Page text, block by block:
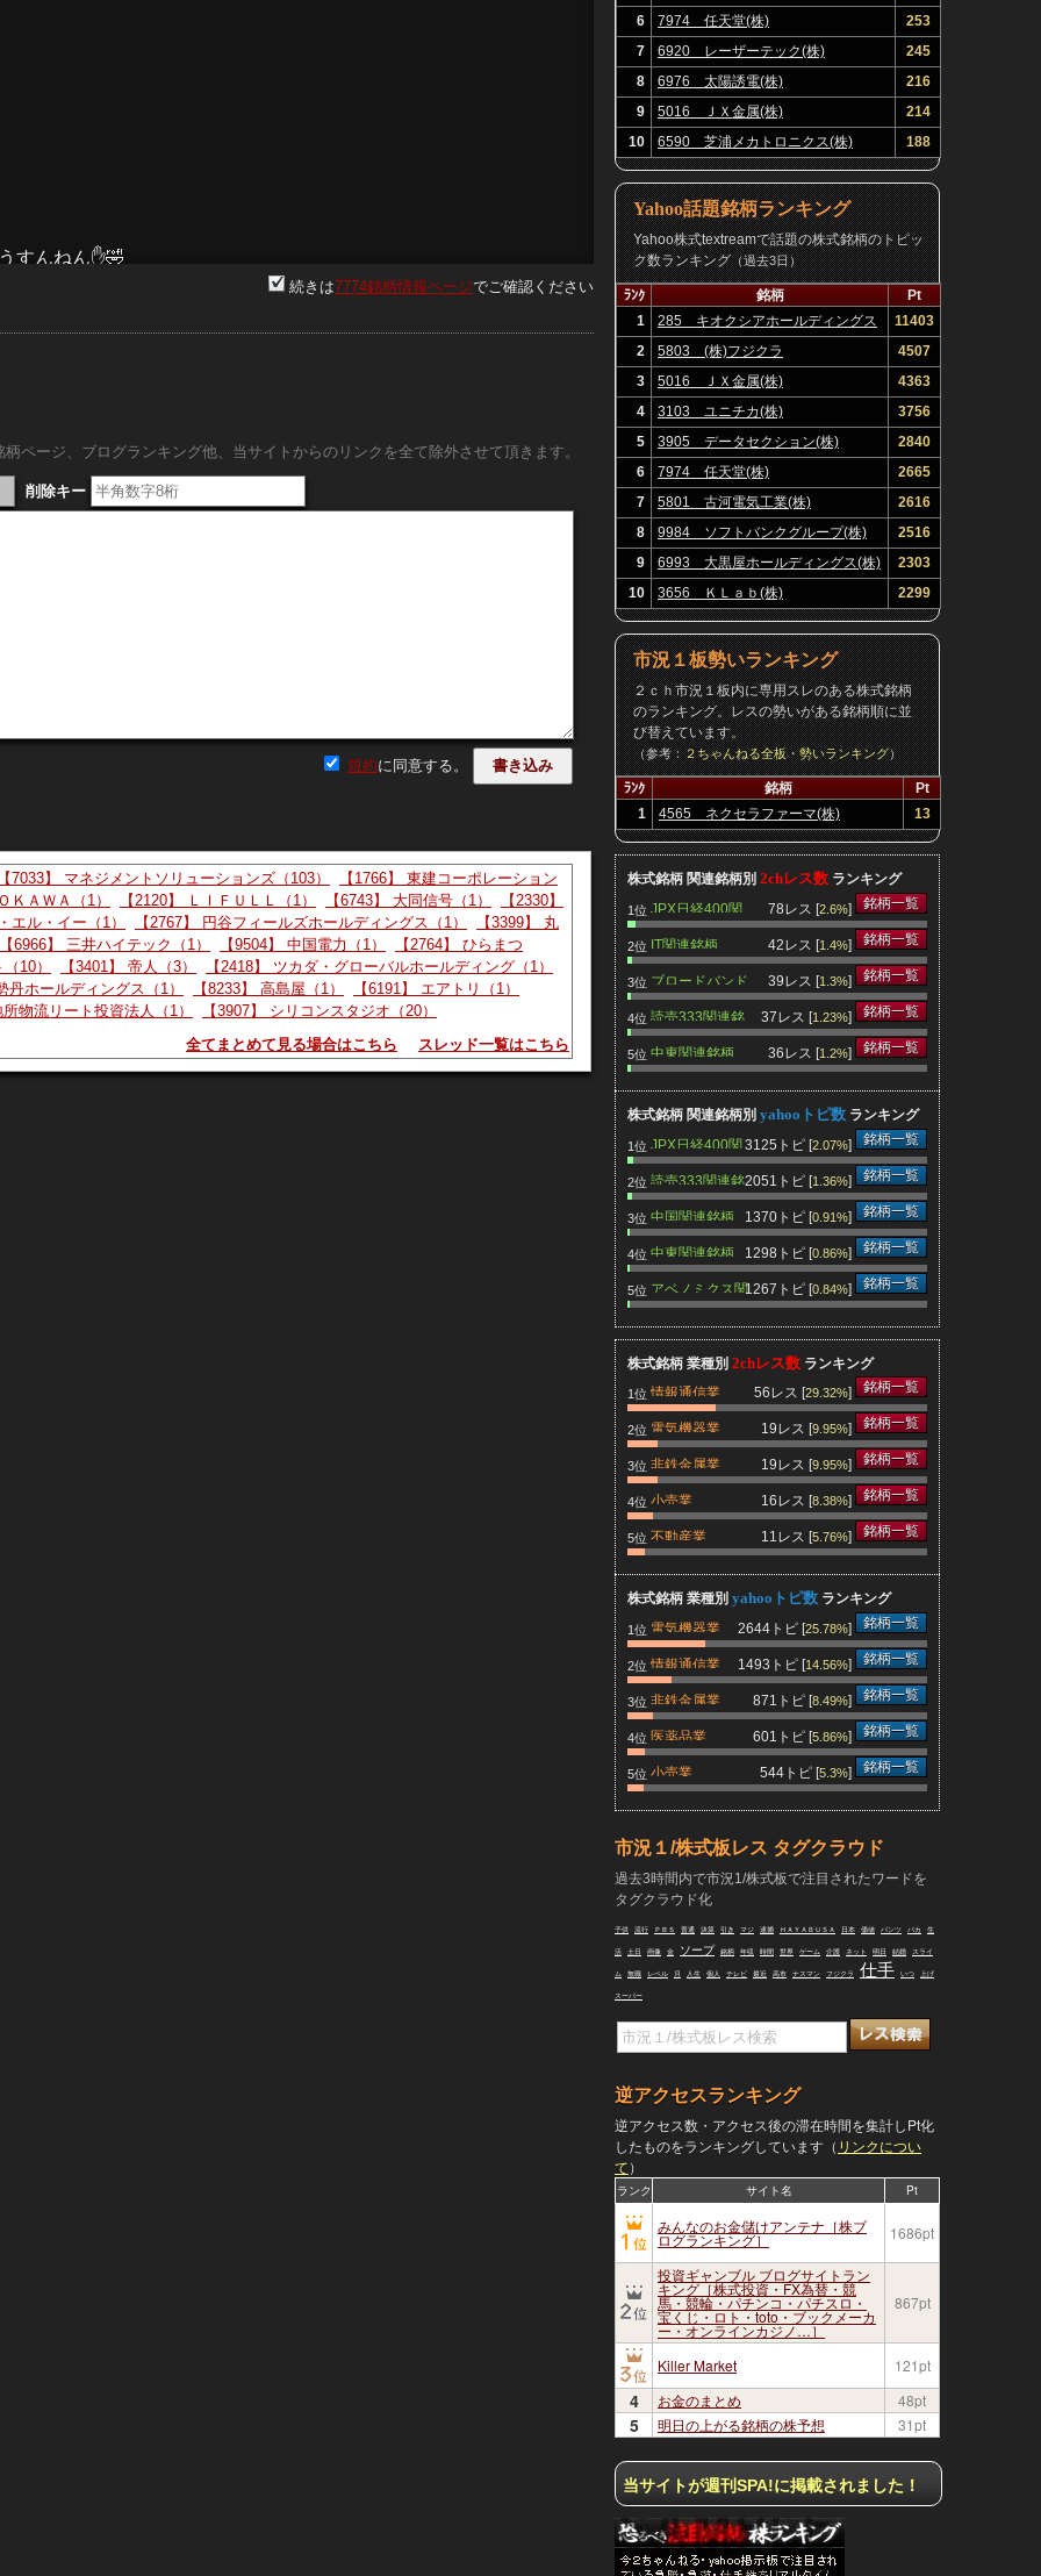
すんねん✋🤣
、、。
これでもまだ時価総額300億 安すぎでしょう コツコツやってきた
提携や案件が増えます 1000億は固い
ID:yip*****
。散々株価を抑え込んだ機関を損切りさせるの最高
続きは7774銘柄情報ページでご確認ください
ページ、ブログランキング他、当サイトからのリンクを全て除外させて頂きます。
削除キー
規約に同意する。
【7033】 マネジメントソリューションズ（103）
【1766】 東建コーポレーション
ＫＡＷＡ（1） 【2120】 ＬＩＦＵＬＬ（1） 【6743】 大同信号（1）
【2330】
エル・イー（1） 【2767】 円谷フィールズホールディングス（1）
【3399】 丸
【6966】 三井ハイテック（1） 【9504】 中国電力（1）
【2764】 ひらまつ
10） 【3401】 帝人（3）
【2418】 ツカダ・グローバルホールディング（1）
丹ホールディングス（1） 【8233】 高島屋（1）
【6191】 エアトリ（1）
所物流リート投資法人（1）
【3907】 シリコンスタジオ（20）
スレッド一覧はこちら
全てまとめて見る場合はこちら
6
7974 任天堂(株)
253
7
6920 レーザーテック(株)
245
8
6976 太陽誘電(株)
216
9
5016 ＪＸ金属(株)
214
10
6590 芝浦メカトロニクス(株) 188
Yahoo話題銘柄ランキング
Yahoo株式textreamで話題の株式銘柄のトピッ
ク数ランキング（過去3日）
ﾗﾝｸ 銘柄
Pt
1
285 キオクシアホールディングス
(株)
11403
2
5803 (株)フジクラ
4507
3
5016 ＪＸ金属(株)
4363
4
3103 ユニチカ(株)
3756
5
3905 データセクション(株)
2840
6
7974 任天堂(株)
2665
7
5801 古河電気工業(株)
2616
8
9984 ソフトバンクグループ(株)
2516
9
6993 大黒屋ホールディングス(株)
2303
10
3656 ＫＬａｂ(株) 2299
市況１板勢いランキング
２ｃｈ市況１板内に専用スレのある株式銘柄
のランキング。レスの勢いがある銘柄順に並
び替えています。
（参考：２ちゃんねる全板・勢いランキング）
ﾗﾝｸ 銘柄
Pt
1
4565 ネクセラファーマ(株) 13
株式銘柄 関連銘柄別 2chレス数 ランキング
1位 JPX日経400関
連銘柄
78レス [2.6%] 銘柄一覧
2位 IT関連銘柄 42レス [1.4%] 銘柄一覧
3位 ブロードバンド
関連銘柄
39レス [1.3%] 銘柄一覧
4位 読売333関連銘
柄
37レス [1.23%] 銘柄一覧
5位 中東関連銘柄 36レス [1.2%] 銘柄一覧
株式銘柄 関連銘柄別 yahooトピ数 ランキング
1位 JPX日経400関
連銘柄
3125トピ [2.07%] 銘柄一覧
2位 読売333関連銘
柄
2051トピ [1.36%] 銘柄一覧
3位 中国関連銘柄 1370トピ [0.91%] 銘柄一覧
4位 中東関連銘柄 1298トピ [0.86%] 銘柄一覧
5位 アベノミクス関
連銘柄
1267トピ [0.84%] 銘柄一覧
株式銘柄 業種別 2chレス数 ランキング
1位 情報通信業 56レス [29.32%] 銘柄一覧
2位 電気機器業 19レス [9.95%] 銘柄一覧
3位 非鉄金属業 19レス [9.95%] 銘柄一覧
4位 小売業 16レス [8.38%] 銘柄一覧
5位 不動産業 11レス [5.76%] 銘柄一覧
株式銘柄 業種別 yahooトピ数 ランキング
1位 電気機器業 2644トピ [25.78%] 銘柄一覧
2位 情報通信業 1493トピ [14.56%] 銘柄一覧
3位 非鉄金属業 871トピ [8.49%] 銘柄一覧
4位 医薬品業 601トピ [5.86%] 銘柄一覧
5位 小売業 544トピ [5.3%] 銘柄一覧
市況１/株式板レス タグクラウド
過去3時間内で市況1/株式板で注目されたワードを
タグクラウド化
子供 流行 ＰＢＳ 普通 決算 引き マジ 逮捕 ＨＡＹＡＢＵＳＡ 日本 価値 パンツ バカ 生
活 土日 画像 金 ソープ 銘柄 年収 時間 世界 ゲーム 介護 ネット 明日 結婚 スライ
ム 無職 レベル 月 人生 個人 テレビ 最近 高市 ナスマン フジクラ 仕手 いつ 上げ
スーパー
逆アクセスランキング
逆アクセス数・アクセス後の滞在時間を集計しPt化
したものをランキングしています（ リンクについ
て）
ランク サイト名 Pt
みんなのお金儲けアンテナ［株ブ
ログランキング］ 1686pt
投資ギャンブル ブログサイトラン
キング［株式投資・FX為替・競
馬・競輪・パチンコ・パチスロ・
宝くじ・ロト・toto・ブックメーカ
ー・オンラインカジノ…］
867pt
Killer Market 121pt
4 お金のまとめ 48pt
5 明日の上がる銘柄の株予想 31pt
当サイトが週刊SPA!に掲載されました！